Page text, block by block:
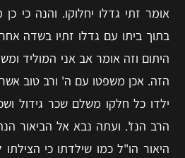
אומר זתי גדלו יחלוקו. והנה כי
בתוך ביתו עם גדלו זתיו בשדה
היתום וזה אומר אב אני המוליד
הזה. אכן משפטו עם ה' ורב טוב אשר
ילדו כל חלקו משלם שכר גידול
הרב הנז'. ועתה נבא אל הביאור
היאור הו"ל כמו שילדתו כי